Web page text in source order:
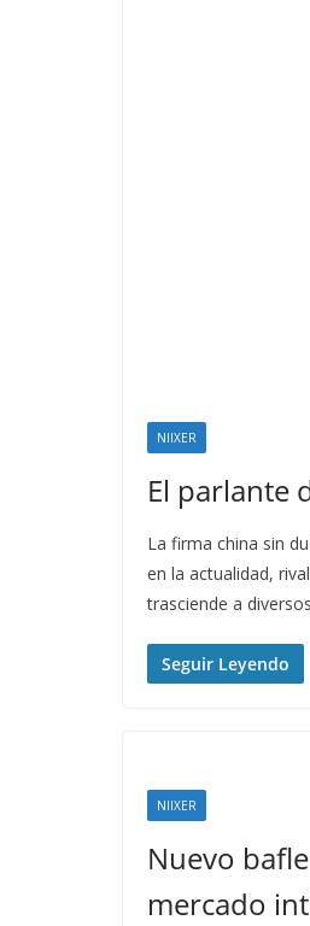
NIIXER
El parlante
La firma china sin
en la actualidad,
trasciende a
Seguir Leyendo
NIIXER
Nuevo
mercado